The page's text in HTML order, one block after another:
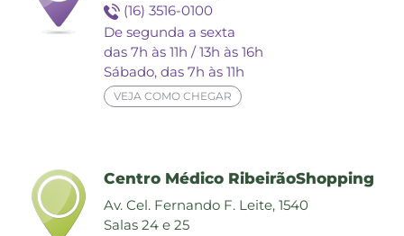
(16) 3516-0100
De segunda a sexta
das 7h às 11h / 13h às 16h
Sábado, das 7h às 11h
VEJA COMO CHEGAR
Centro Médico RibeirãoShopping
Av. Cel. Fernando F. Leite, 1540
Salas 24 e 25